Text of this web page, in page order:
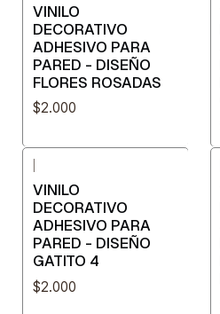
VINILO
DECORATIVO
ADHESIVO PARA
PARED - DISEÑO
FLORES ROSADAS
$2.000
VINILO
DECORATIVO
ADHESIVO PARA
PARED - DISEÑO
GATITO 4
$2.000